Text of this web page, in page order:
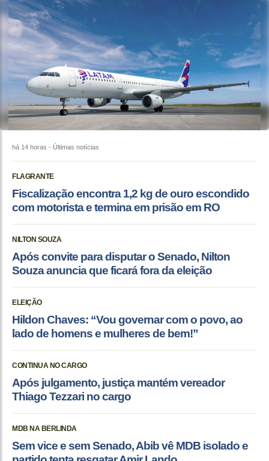
há 14 horas - Últimas notícias
FLAGRANTE
Fiscalização encontra 1,2 kg de ouro escondido
com motorista e termina em prisão em RO
NILTON SOUZA
Após convite para disputar o Senado, Nilton
Souza anuncia que ficará fora da eleição
ELEIÇÃO
Hildon Chaves: “Vou governar com o povo, ao
lado de homens e mulheres de bem!”
CONTINUA NO CARGO
Após julgamento, justiça mantém vereador
Thiago Tezzari no cargo
MDB NA BERLINDA
Sem vice e sem Senado, Abib vê MDB isolado e